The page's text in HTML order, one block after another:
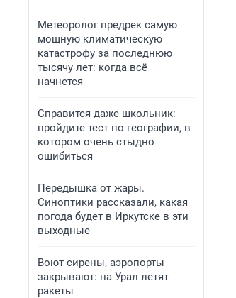
Метеоролог предрек самую
мощную климатическую
катастрофу за последнюю
тысячу лет: когда всё
начнется
Справится даже школьник:
пройдите тест по географии, в
котором очень стыдно
ошибиться
Передышка от жары.
Синоптики рассказали, какая
погода будет в Иркутске в эти
выходные
Воют сирены, аэропорты
закрывают: на Урал летят
ракеты